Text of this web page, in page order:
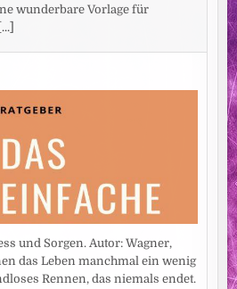
wunderbare Vorlage für
[...]
und Sorgen. Autor: Wagner,
das Leben manchmal ein wenig
Rennen, das niemals endet.